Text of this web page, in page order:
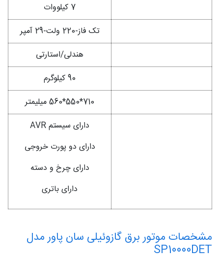
7 کیلووات
تک فاز-220 ولت-29 آمپر
هندلی/استارتی
90 کیلوگرم
710*550*560 میلیمتر
دارای سیستم AVR
دارای دو پورت خروجی
دارای چرخ و دسته
دارای باتری
مشخصات موتور برق گازوئیلی سان پاور مدل
SP10000DET